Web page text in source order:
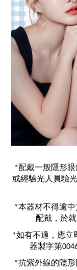
*配戴一般隱形眼
或經驗光人員驗
*本器材不得逾
配戴，於
*如有不適，應立
器製字第
*抗紫外線的隱